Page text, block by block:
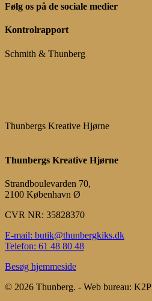
Følg os på de sociale medier
Kontrolrapport
Schmith & Thunberg
Thunbergs Kreative Hjørne
Thunbergs Kreative Hjørne
Strandboulevarden 70,
2100 København Ø
CVR NR: 35828370
E-mail: butik@thunbergkiks.dk
Telefon: 61 48 80 48
Besøg hjemmeside
© 2026 Thunberg. - Web bureau: K2P